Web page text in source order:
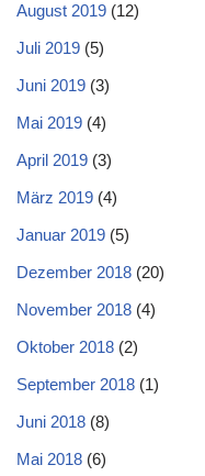
August 2019 (12)
Juli 2019 (5)
Juni 2019 (3)
Mai 2019 (4)
April 2019 (3)
März 2019 (4)
Januar 2019 (5)
Dezember 2018 (20)
November 2018 (4)
Oktober 2018 (2)
September 2018 (1)
Juni 2018 (8)
Mai 2018 (6)